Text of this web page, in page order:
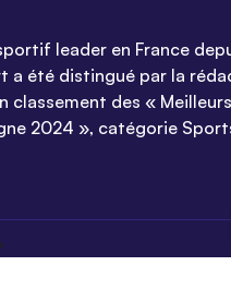
leader en France
a été distingué par la
classement des «
2024 », catégorie